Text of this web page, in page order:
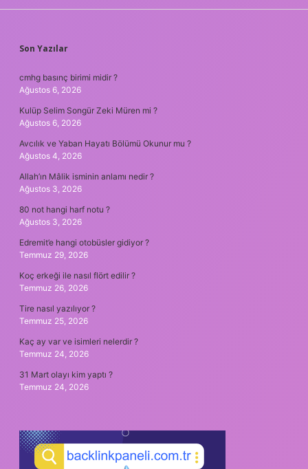
SIDEBAR
Son Yazılar
cmhg basınç birimi midir ?
Ağustos 6, 2026
Kulüp Selim Songür Zeki Müren mi ?
Ağustos 6, 2026
Avcılık ve Yaban Hayatı Bölümü Okunur mu ?
Ağustos 4, 2026
Allah’ın Mâlik isminin anlamı nedir ?
Ağustos 3, 2026
80 not hangi harf notu ?
Ağustos 3, 2026
Edremit’e hangi otobüsler gidiyor ?
Temmuz 29, 2026
Koç erkeği ile nasıl flört edilir ?
Temmuz 26, 2026
Tire nasıl yazılıyor ?
Temmuz 25, 2026
Kaç ay var ve isimleri nelerdir ?
Temmuz 24, 2026
31 Mart olayı kim yaptı ?
Temmuz 24, 2026